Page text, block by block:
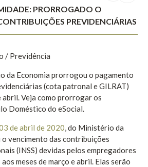
PRORROGADO O
PREVIDENCIÁRIAS
/ Previdência
da Economia prorrogou o pagamento
(cota patronal e GILRAT)
abril. Veja como prorrogar os
Doméstico do eSocial.
de abril de 2020, do Ministério da
vencimento das contribuições
(INSS) devidas pelos empregadores
meses de março e abril. Elas serão